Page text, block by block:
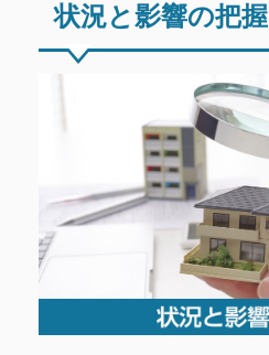
状況と影響の把握